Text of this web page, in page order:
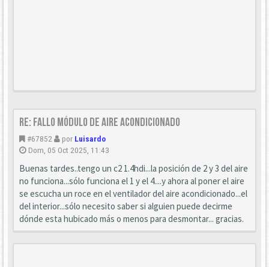
Re: Fallo módulo de aire acondicionado
#67852 por Luisardo
Dom, 05 Oct 2025, 11:43
Buenas tardes..tengo un c2 1.4hdi...la posición de 2 y 3 del aire
no funciona...sólo funciona el 1 y el 4....y ahora al poner el aire
se escucha un roce en el ventilador del aire acondicionado...el
del interior...sólo necesito saber si alguien puede decirme
dónde esta hubicado más o menos para desmontar... gracias.